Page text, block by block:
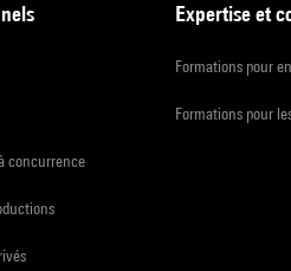
concurrence
Expertise et
Formations pour
Formations pour